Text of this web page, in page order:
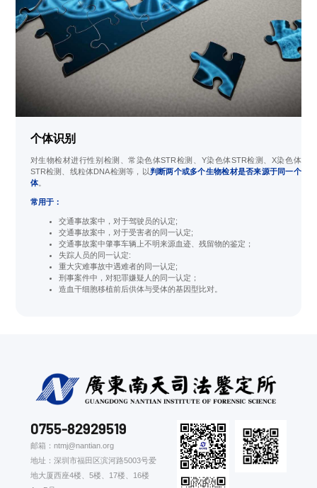
个体识别
对生物检材进行性别检测、常染色体STR检测、Y染色体STR检测、X染色体
STR检测、线粒体DNA检测等，以判断两个或多个生物检材是否来源于同一个
体。
常用于：
交通事故案中，对于驾驶员的认定;
交通事故案中，对于受害者的同一认定;
交通事故案中肇事车辆上不明来源血迹、残留物的鉴定；
失踪人员的同一认定:
重大灾难事故中遇难者的同一认定;
刑事案件中，对犯罪嫌疑人的同一认定；
造血干细胞移植前后供体与受体的基因型比对。
0755-82929519
邮箱：ntmj@nantian.org
地址：深圳市福田区滨河路5003号爱
地大厦西座4楼、5楼、17楼、16楼